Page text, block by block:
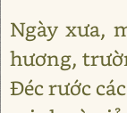
Ngày xưa,
hương,
Đéc rước